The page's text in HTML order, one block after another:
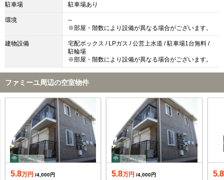
駐車場 駐車場あり
環境
--
※部屋・階数により設備が異なる場合がございます。
建物設備
宅配ボックス / LPガス / 公営上水道 / 駐車場1台無料 /
駐輪場
※部屋・階数により設備が異なる場合がございます。
ファミーユ周辺の空室物件
5.8万円 /4,000円
5.8万円 /4,000円
5.8